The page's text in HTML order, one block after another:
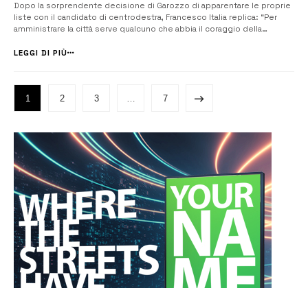
Dopo la sorprendente decisione di Garozzo di apparentare le proprie
liste con il candidato di centrodestra, Francesco Italia replica: “Per
amministrare la città serve qualcuno che abbia il coraggio della
sangue tra l’ex sindaco Giancarlo Garozzo e Francesco Italia, che in
LEGGI DI PIÙ
1 2 3 … 7